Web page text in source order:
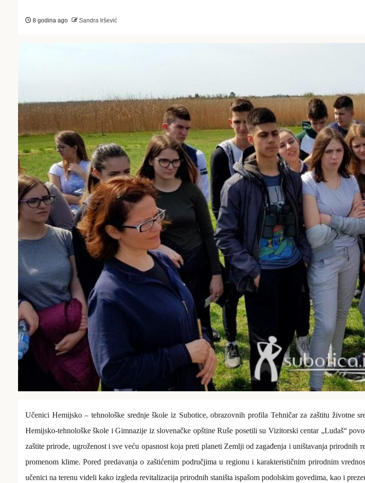
8 godina ago Sandra Iršević
Učenici Hemijsko – tehnološke srednješkole iz Subotice, obrazovnih profila Tehničar za zaštitu životne
Hemijsko-tehnološke škole i Gimnazije iz slovenačke opštine Ruše posetili su Vizitorski centar „Ludaš“
zaštite prirode, ugroženost i sve veću opasnost koja preti planeti Zemlji od zagađenja i uništavanja prirodnih
promenom klime. Pored predavanja o zaštićenim područjima u regionu i karakterističnim prirodnim
učenici na terenu videli kako izgleda revitalizacija prirodnih staništa ispašom podolskim govedima, kao i